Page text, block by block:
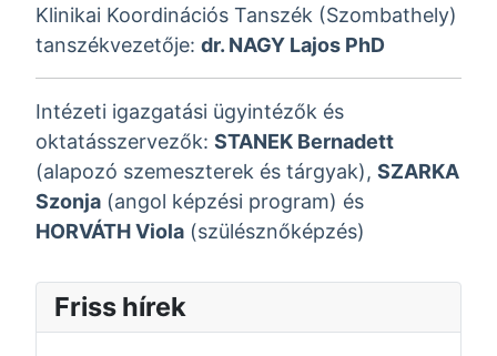
Klinikai Koordinációs Tanszék (Szombathely)
tanszékvezetője: dr. NAGY Lajos PhD
Intézeti igazgatási ügyintézők és
oktatásszervezők: STANEK Bernadett
(alapozó szemeszterek és tárgyak), SZARKA
Szonja (angol képzési program) és
HORVÁTH Viola (szülésznőképzés)
Friss hírek